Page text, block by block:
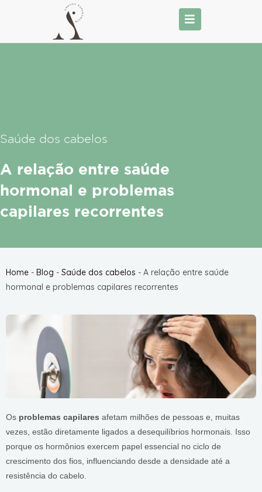
Saúde dos cabelos
A relação entre saúde
hormonal e problemas
capilares recorrentes
Home - Blog - Saúde dos cabelos - A relação entre saúde
hormonal e problemas capilares recorrentes
Os problemas capilares afetam milhões de pessoas e, muitas
vezes, estão diretamente ligados a desequilíbrios hormonais. Isso
porque os hormônios exercem papel essencial no ciclo de
crescimento dos fios, influenciando desde a densidade até a
resistência do cabelo.